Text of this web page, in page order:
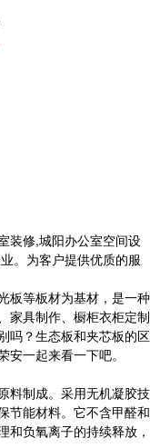
装修,城阳办公室空间设
。为客户提供优质的服
等板材为基材，是一种
家具制作、橱柜衣柜定制
吗？生态板和夹芯板的区
安一起来看一下吧。
制成。采用无机凝胶技
节能材料。它不含甲醛和
和负氧离子的持续释放，